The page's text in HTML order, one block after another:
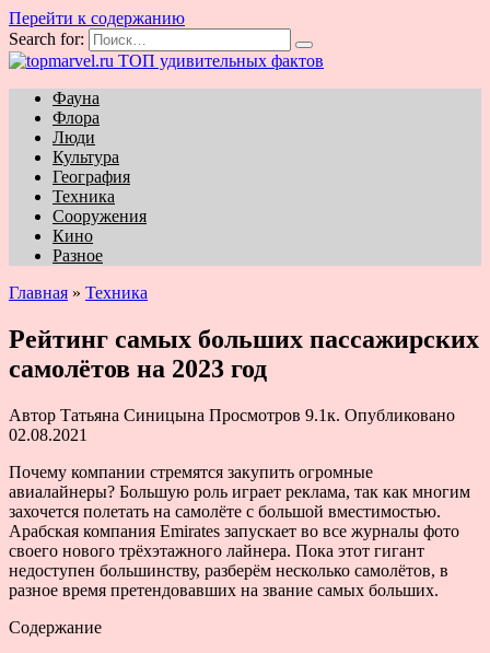
Перейти к содержанию
Search for:
Фауна
Флора
Люди
Культура
География
Техника
Сооружения
Кино
Разное
Главная » Техника
Рейтинг самых больших пассажирских
самолётов на 2023 год
Автор Татьяна Синицына Просмотров 9.1к. Опубликовано
02.08.2021
Почему компании стремятся закупить огромные
авиалайнеры? Большую роль играет реклама, так как многим
захочется полетать на самолёте с большой вместимостью.
Арабская компания Emirates запускает во все журналы фото
своего нового трёхэтажного лайнера. Пока этот гигант
недоступен большинству, разберём несколько самолётов, в
разное время претендовавших на звание самых больших.
Содержание